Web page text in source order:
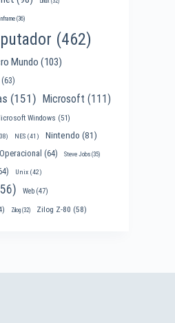
(36)
(462)
Mundo (103)
(63)
(151) Microsoft (111)
Windows (51)
NES (41) Nintendo (81)
(64) Steve Jobs (35)
Unix (42)
Web (47)
Zilog (32) Zilog Z-80 (58)